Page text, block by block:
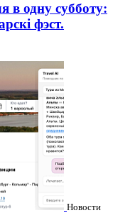
в одну субботу:
фэст.
Новости